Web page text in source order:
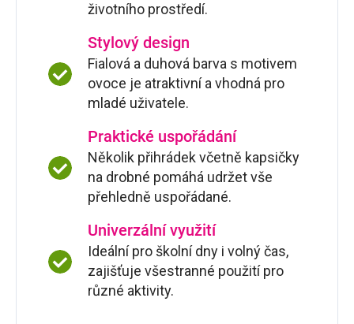
životního prostředí.
Stylový design
Fialová a duhová barva s motivem
ovoce je atraktivní a vhodná pro
mladé uživatele.
Praktické uspořádání
Několik přihrádek včetně kapsičky
na drobné pomáhá udržet vše
přehledně uspořádané.
Univerzální využití
Ideální pro školní dny i volný čas,
zajišťuje všestranné použití pro
různé aktivity.